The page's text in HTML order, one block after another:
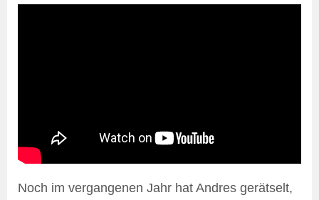
Noch im vergangenen Jahr hat Andres gerätselt,